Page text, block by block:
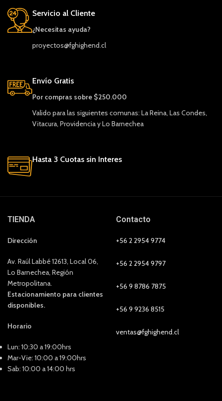
Servicio al Cliente
¿Necesitas ayuda?
proyectos@fghighend.cl
Envío Gratis
Por compras sobre $250.000
Valido para las siguientes comunas: La Reina, Las Condes,
Vitacura, Providencia y Lo Barnechea
Hasta 3 Cuotas sin Interes
TIENDA
Dirección
Av. Raúl Labbé 12613, Local 06,
Lo Barnechea, Región
Metropolitana.
Estacionamiento para clientes
disponibles.
Horario
Lun: 10:30 a 19:00hrs
Mar-Vie: 10:00 a 19:00hrs
Sab: 10:00 a 14:00 hrs
Contacto
+56 2 2954 9774
+56 2 2954 9797
+56 9 8786 7875
+56 9 9236 8515
ventas@fghighend.cl